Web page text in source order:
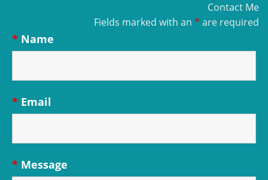
Contact Me
Fields marked with an * are required
Name
*
Email
*
Message
*